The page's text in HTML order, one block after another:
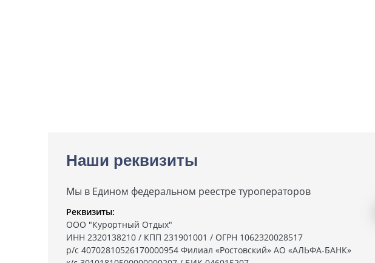
Наши реквизиты
Мы в Едином федеральном реестре туроператоров
Реквизиты:
ООО "Курортный Отдых"
ИНН 2320138210 / КПП 231901001 / ОГРН 1062320028517
р/с 40702810526170000954 Филиал «Ростовский» АО «АЛЬФА-БАНК»